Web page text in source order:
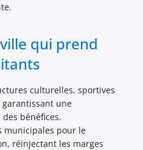
qui prend
culturelles, sportives
garantissant une
bénéfices.
municipales pour le
réinjectant les marges